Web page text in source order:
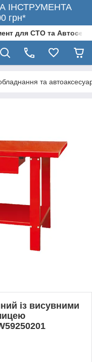
ІНСТРУМЕНТА
грн*
для СТО та
та
із висувними